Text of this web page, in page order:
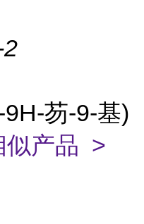
芴-9-基)
似产品 >